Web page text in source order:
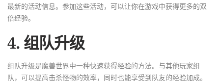
最新的活动信息。参加这些活动，可以让你在游戏中获得更多的双
倍经验。
4. 组队升级
组队升级是魔兽世界中一种快速获得经验的方法。与其他玩家组
队，可以提高击杀怪物的效率，同时也能享受到队友的经验加成。